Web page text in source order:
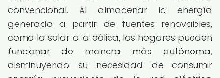
convencional. Al almacenar la energía
generada a partir de fuentes renovables,
como la solar o la eólica, los hogares pueden
funcionar de manera más autónoma,
disminuyendo su necesidad de consumir